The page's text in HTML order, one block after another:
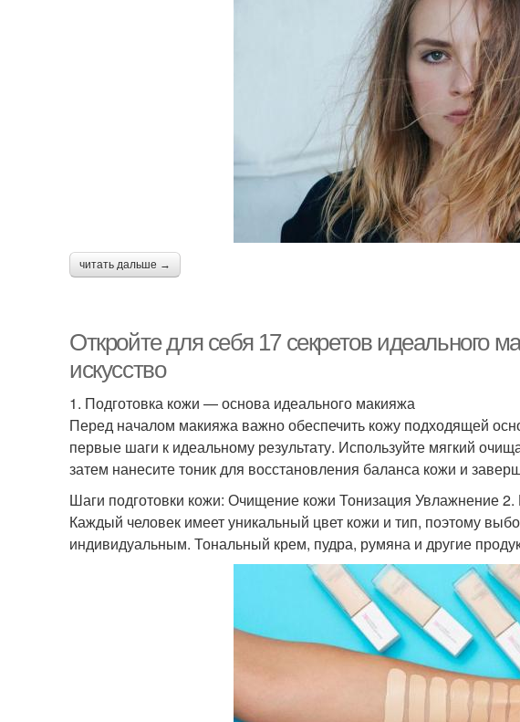
читать дальше →
Откройте для себя 17 секретов идеального
искусство
1. Подготовка кожи — основа идеального макияжа
Перед началом макияжа важно обеспечить кожу подходящей
первые шаги к идеальному результату. Используйте мягкий
затем нанесите тоник для восстановления баланса кожи и
Шаги подготовки кожи: Очищение кожи Тонизация Увлажнение
Каждый человек имеет уникальный цвет кожи и тип, поэтому
индивидуальным. Тональный крем, пудра, румяна и другие